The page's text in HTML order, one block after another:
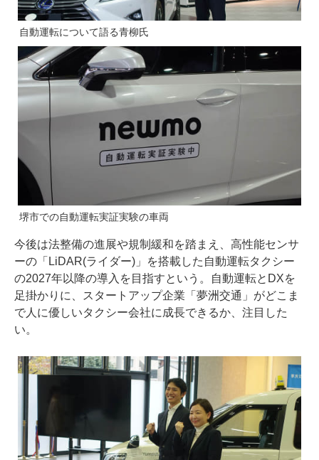
自動運転について語る青柳氏
堺市での自動運転実証実験の車両
今後は法整備の進展や規制緩和を踏まえ、高性能センサ
ーの「LiDAR(ライダー)」を搭載した自動運転タクシー
の2027年以降の導入を目指すという。自動運転とDXを
足掛かりに、スタートアップ企業「夢洲交通」がどこま
で人に優しいタクシー会社に成長できるか、注目した
い。